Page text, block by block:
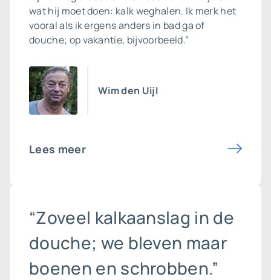
wat hij moet doen: kalk weghalen. Ik merk het
vooral als ik ergens anders in bad ga of
douche; op vakantie, bijvoorbeeld.”
Wim den Uijl
Lees meer
“Zoveel kalkaanslag in de
douche; we bleven maar
boenen en schrobben.”